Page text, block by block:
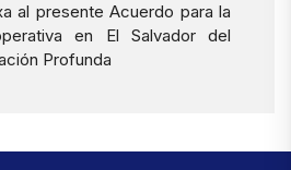
al presente Acuerdo para la
en El Salvador del
Profunda